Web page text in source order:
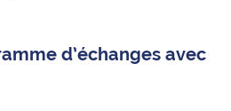
d’échanges avec